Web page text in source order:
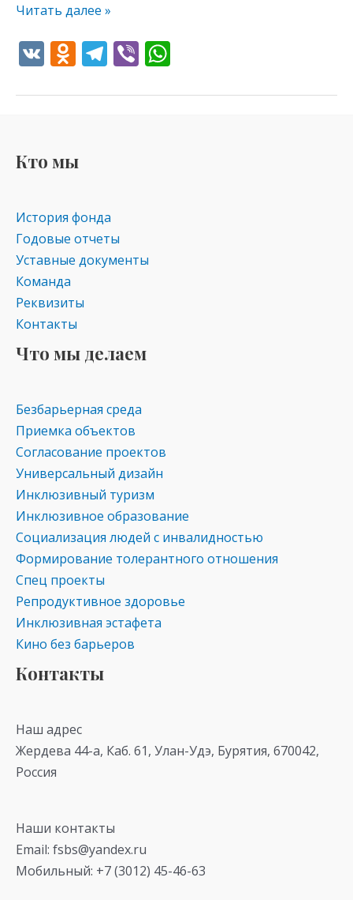
Читать далее »
V O
n
kl
as
s
ni
ki
T
e
Vi
er at
Кто мы
История фонда
Годовые отчеты
Уставные документы
Команда
Реквизиты
Контакты
Что мы делаем
Безбарьерная среда
Приемка объектов
Согласование проектов
Универсальный дизайн
Инклюзивный туризм
Инклюзивное образование
Социализация людей с инвалидностью
Формирование толерантного отношения
Спец проекты
Репродуктивное здоровье
Инклюзивная эстафета
Кино без барьеров
Контакты
Наш адрес
Жердева 44-а, Каб. 61, Улан-Удэ, Бурятия, 670042,
Россия
Наши контакты
Email: fsbs@yandex.ru
Мобильный: +7 (3012) 45-46-63